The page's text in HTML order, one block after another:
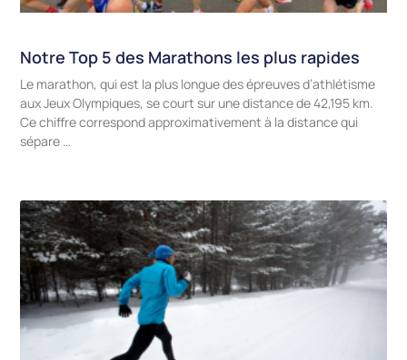
Notre Top 5 des Marathons les plus rapides
Le marathon, qui est la plus longue des épreuves d’athlétisme
aux Jeux Olympiques, se court sur une distance de 42,195 km.
Ce chiffre correspond approximativement à la distance qui
sépare …